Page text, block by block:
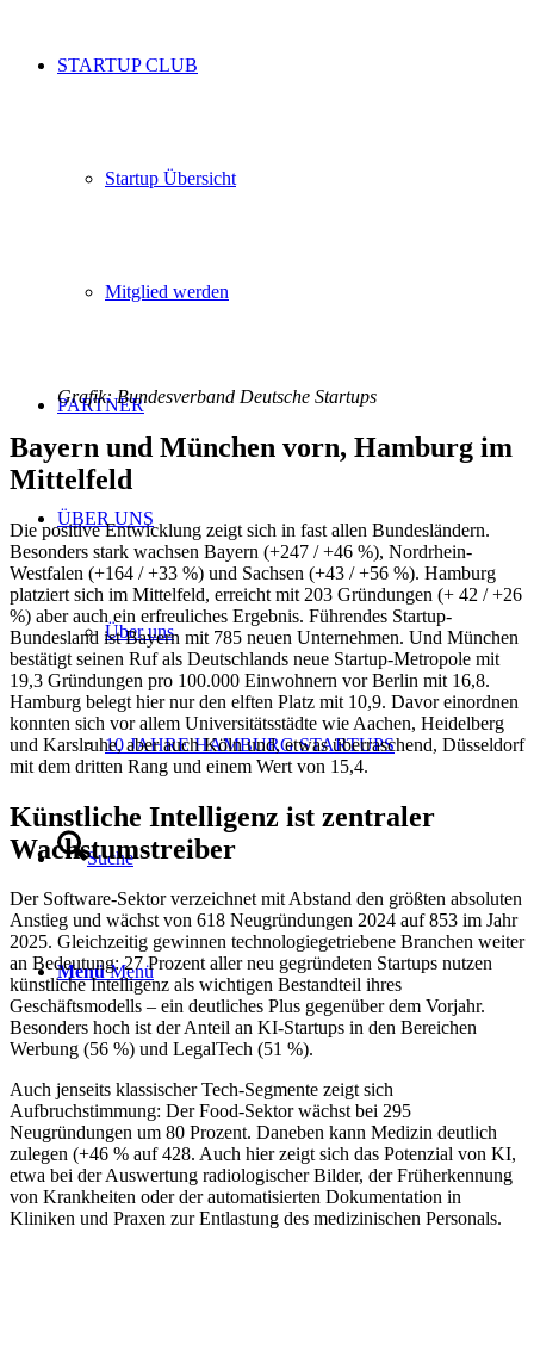
STARTUP CLUB
Startup Übersicht
Mitglied werden
PARTNER
ÜBER UNS
Über uns
10 JAHRE HAMBURG STARTUPS
Suche
Menü Menü
Grafik: Bundesverband Deutsche Startups
Bayern und München vorn, Hamburg im
Mittelfeld
Die positive Entwicklung zeigt sich in fast allen Bundesländern.
Besonders stark wachsen Bayern (+247 / +46 %), Nordrhein-
Westfalen (+164 / +33 %) und Sachsen (+43 / +56 %). Hamburg
platziert sich im Mittelfeld, erreicht mit 203 Gründungen (+ 42 / +26
%) aber auch ein erfreuliches Ergebnis. Führendes Startup-
Bundesland ist Bayern mit 785 neuen Unternehmen. Und München
bestätigt seinen Ruf als Deutschlands neue Startup-Metropole mit
19,3 Gründungen pro 100.000 Einwohnern vor Berlin mit 16,8.
Hamburg belegt hier nur den elften Platz mit 10,9. Davor einordnen
konnten sich vor allem Universitätsstädte wie Aachen, Heidelberg
und Karslruhe, aber auch Köln und, etwas überraschend, Düsseldorf
mit dem dritten Rang und einem Wert von 15,4.
Künstliche Intelligenz ist zentraler
Wachstumstreiber
Der Software-Sektor verzeichnet mit Abstand den größten absoluten
Anstieg und wächst von 618 Neugründungen 2024 auf 853 im Jahr
2025. Gleichzeitig gewinnen technologiegetriebene Branchen weiter
an Bedeutung: 27 Prozent aller neu gegründeten Startups nutzen
künstliche Intelligenz als wichtigen Bestandteil ihres
Geschäftsmodells – ein deutliches Plus gegenüber dem Vorjahr.
Besonders hoch ist der Anteil an KI-Startups in den Bereichen
Werbung (56 %) und LegalTech (51 %).
Auch jenseits klassischer Tech-Segmente zeigt sich
Aufbruchstimmung: Der Food-Sektor wächst bei 295
Neugründungen um 80 Prozent. Daneben kann Medizin deutlich
zulegen (+46 % auf 428. Auch hier zeigt sich das Potenzial von KI,
etwa bei der Auswertung radiologischer Bilder, der Früherkennung
von Krankheiten oder der automatisierten Dokumentation in
Kliniken und Praxen zur Entlastung des medizinischen Personals.